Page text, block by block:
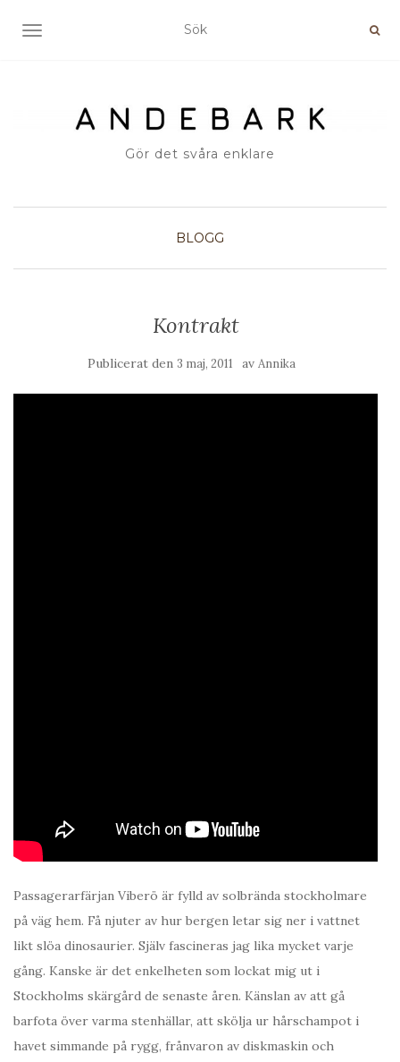
SLÅ PÅ/AV NAVIGERING
Gör det svåra enklare
BLOGG
Kontrakt
Publicerat den 3 maj, 2011 av Annika
Passagerarfärjan Viberö är fylld av solbrända stockholmare
på väg hem. Få njuter av hur bergen letar sig ner i vattnet
likt slöa dinosaurier. Själv fascineras jag lika mycket varje
gång. Kanske är det enkelheten som lockat mig ut i
Stockholms skärgård de senaste åren. Känslan av att gå
barfota över varma stenhällar, att skölja ur hårschampot i
havet simmande på rygg, frånvaron av diskmaskin och